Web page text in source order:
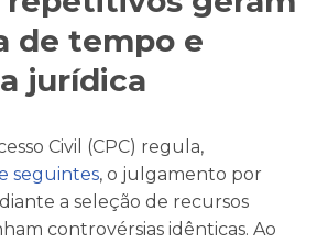
de tempo e
jurídica
Civil (CPC) regula,
seguintes, o julgamento por
a seleção de recursos
controvérsias idênticas. Ao